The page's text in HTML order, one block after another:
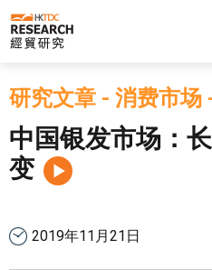
跳至主要内容
研究文章 - 消费市场
中国银发市场：
变
2019年11月21日